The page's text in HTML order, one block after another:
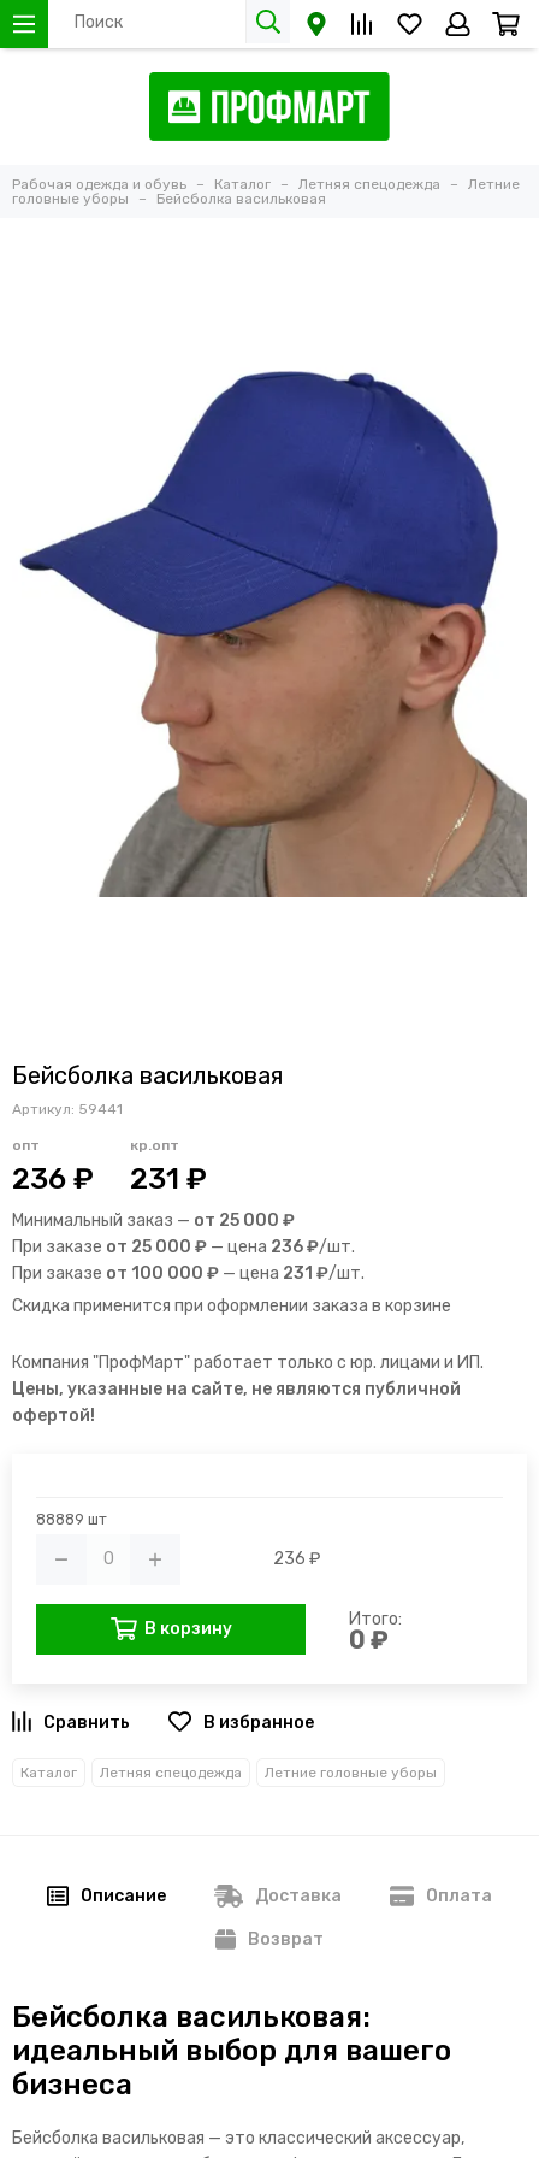
Рабочая одежда и обувь Каталог Летняя спецодежда
Летние
головные уборы
Бейсболка васильковая
Бейсболка васильковая
Артикул: 59441
опт
236 ₽
кр.опт
231 ₽
Минимальный заказ — от 25 000 ₽
При заказе от 25 000 ₽ — цена 236 ₽/шт.
При заказе от 100 000 ₽ — цена 231 ₽/шт.
Скидка применится при оформлении заказа в корзине
Компания "ПрофМарт" работает только с юр. лицами и ИП.
Цены, указанные на сайте, не являются публичной
офертой!
88889 шт
236 ₽
В корзину Итого:
0 ₽
В избранное
Каталог Летняя спецодежда Летние головные уборы
Описание Доставка Оплата
Возврат
Бейсболка васильковая:
идеальный выбор для вашего
бизнеса
Бейсболка васильковая — это классический аксессуар,